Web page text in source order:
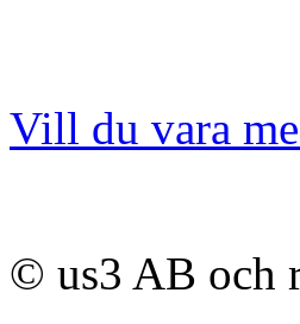
Vill du vara
© us3 AB och